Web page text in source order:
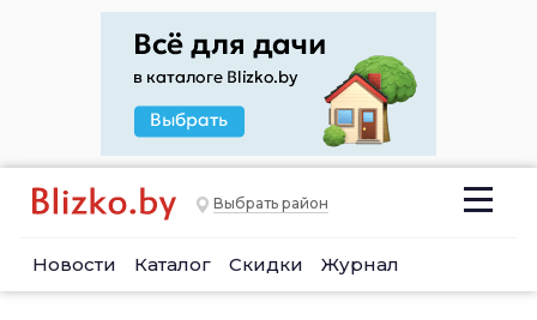
Выбрать район
Новости Каталог Скидки Журнал